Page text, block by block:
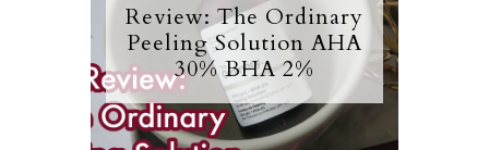
Review: The Ordinary
Peeling Solution AHA
30% BHA 2%